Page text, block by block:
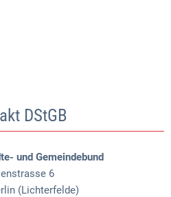
DStGB
und Gemeindebund
6
(Lichterfelde)